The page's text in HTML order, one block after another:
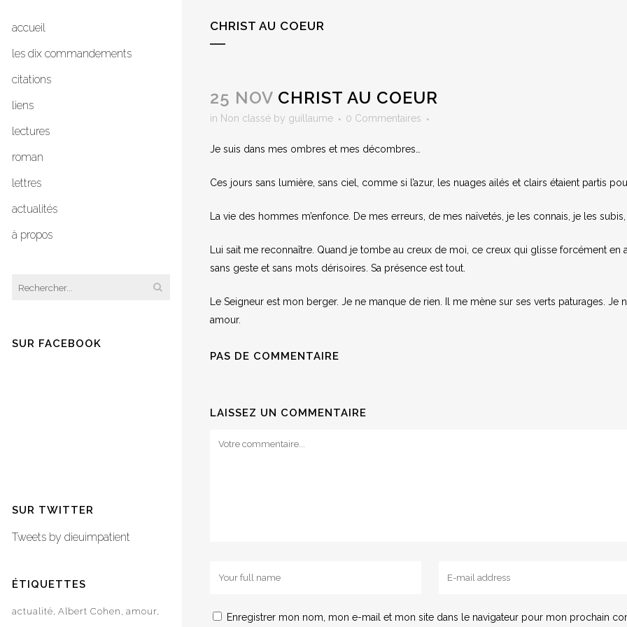
accueil
les dix commandements
citations
liens
lectures
roman
lettres
actualités
à propos
SUR FACEBOOK
SUR TWITTER
Tweets by dieuimpatient
ÉTIQUETTES
actualité Albert Cohen amour
CHRIST AU COEUR
25 NOV CHRIST AU COEUR
in Non classé by guillaume 0 Commentaires
Je suis dans mes ombres et mes décombres…
Ces jours sans lumière, sans ciel, comme si l’azur, les nuages ailés et clairs étaient partis
La vie des hommes m’enfonce. De mes erreurs, de mes naïvetés, je les connais, je les subis,
Lui sait me reconnaître. Quand je tombe au creux de moi, ce creux qui glisse forcément en
sans geste et sans mots dérisoires. Sa présence est tout.
Le Seigneur est mon berger. Je ne manque de rien. Il me mène sur ses verts paturages. Je
amour.
PAS DE COMMENTAIRE
LAISSEZ UN COMMENTAIRE
Enregistrer mon nom, mon e-mail et mon site dans le navigateur pour mon prochain